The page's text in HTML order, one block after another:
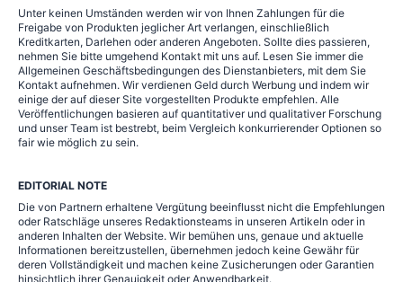
Unter keinen Umständen werden wir von Ihnen Zahlungen für die
Freigabe von Produkten jeglicher Art verlangen, einschließlich
Kreditkarten, Darlehen oder anderen Angeboten. Sollte dies passieren,
nehmen Sie bitte umgehend Kontakt mit uns auf. Lesen Sie immer die
Allgemeinen Geschäftsbedingungen des Dienstanbieters, mit dem Sie
Kontakt aufnehmen. Wir verdienen Geld durch Werbung und indem wir
einige der auf dieser Site vorgestellten Produkte empfehlen. Alle
Veröffentlichungen basieren auf quantitativer und qualitativer Forschung
und unser Team ist bestrebt, beim Vergleich konkurrierender Optionen so
fair wie möglich zu sein.
EDITORIAL NOTE
Die von Partnern erhaltene Vergütung beeinflusst nicht die Empfehlungen
oder Ratschläge unseres Redaktionsteams in unseren Artikeln oder in
anderen Inhalten der Website. Wir bemühen uns, genaue und aktuelle
Informationen bereitzustellen, übernehmen jedoch keine Gewähr für
deren Vollständigkeit und machen keine Zusicherungen oder Garantien
hinsichtlich ihrer Genauigkeit oder Anwendbarkeit.